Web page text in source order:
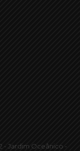
- Jardim Oceânico -